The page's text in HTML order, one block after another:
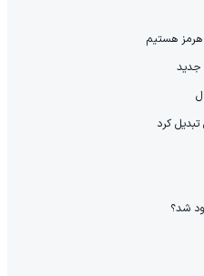
هرمز هستیم
کرد
شد؟